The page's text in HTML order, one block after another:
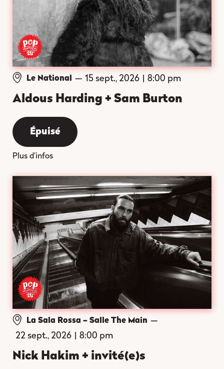
Le National — 15 sept., 2026 8:00 pm
Aldous Harding + Sam Burton
Épuisé
Plus d'infos
La Sala Rossa – Salle The Main —
22 sept., 2026
8:00 pm
Nick Hakim + invité(e)s